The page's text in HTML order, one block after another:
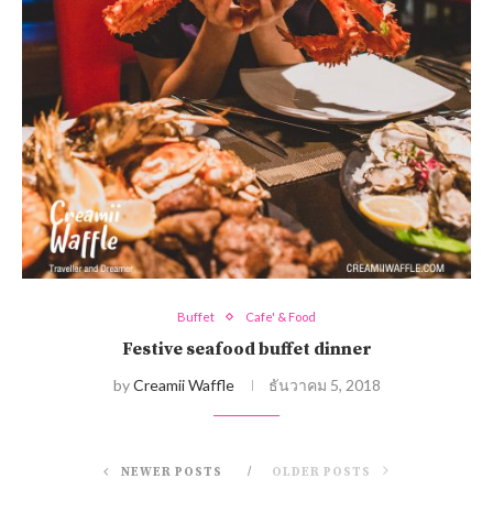
Buffet Cafe' & Food
Festive seafood buffet dinner
byCreamii Waffle ธันวาคม 5, 2018
NEWER POSTS OLDER POSTS